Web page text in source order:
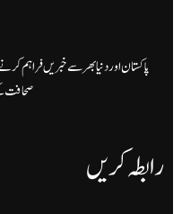
پاکستان اور دنیا بھر سے خبریں فراہم کرنے
صحافت
رابطہ کریں